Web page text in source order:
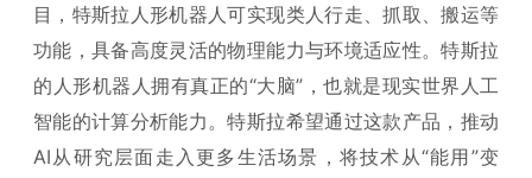
目，特斯拉人形机器人可实现类人行走、抓取、搬运等
功能，具备高度灵活的物理能力与环境适应性。特斯拉
的人形机器人拥有真正的“大脑”，也就是现实世界人工
智能的计算分析能力。特斯拉希望通过这款产品，推动
AI从研究层面走入更多生活场景，将技术从“能用”变